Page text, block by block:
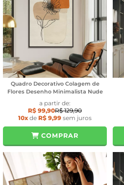
Quadro Decorativo Colagem de
Flores Desenho Minimalista Nude
a partir de:
R$ 99,90R$ 129,90
10x de R$ 9,99 sem juros
COMPRAR